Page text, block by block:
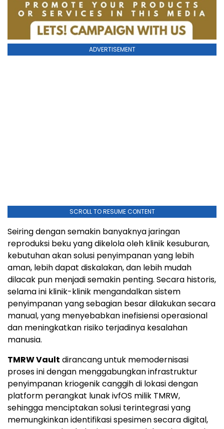
ADVERTISEMENT
SCROLL TO RESUME CONTENT
Seiring dengan semakin banyaknya jaringan
reproduksi beku yang dikelola oleh klinik kesuburan,
kebutuhan akan solusi penyimpanan yang lebih
aman, lebih dapat diskalakan, dan lebih mudah
dilacak pun menjadi semakin penting. Secara historis,
selama ini klinik-klinik mengandalkan sistem
penyimpanan yang sebagian besar dilakukan secara
manual, yang menyebabkan inefisiensi operasional
dan meningkatkan risiko terjadinya kesalahan
manusia.
TMRW Vault dirancang untuk memodernisasi
proses ini dengan menggabungkan infrastruktur
penyimpanan kriogenik canggih di lokasi dengan
platform perangkat lunak ivfOS milik TMRW,
sehingga menciptakan solusi terintegrasi yang
memungkinkan identifikasi spesimen secara digital,